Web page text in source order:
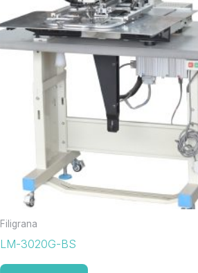
Filigrana
LM-3020G-BS